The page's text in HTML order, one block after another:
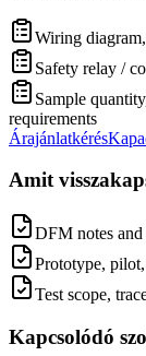
Wiring
Safety relay /
Sample
requirements
Árajánlatkérés
Amit
DFM notes
Prototype,
Test scope,
Kapcsolódó